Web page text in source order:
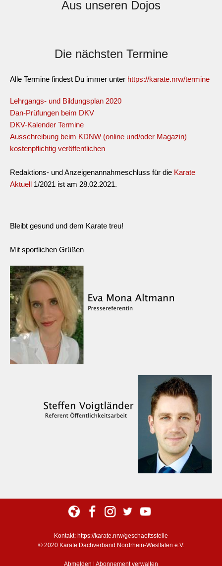
Aus unseren Dojos
Die nächsten Termine
Alle Termine findest Du immer unter https://karate.nrw/termine
Lehrgangs- und Bildungsplan 2020
Dan-Prüfungen beim DKV
DKV-Kalender Termine
Ausschreibung beim KDNW (online und/oder Magazin)
kostenpflichtig veröffentlichen
Redaktions- und Anzeigenannahmeschluss für die Karate
Aktuell 1/2021 ist am 28.02.2021.
Bleibt gesund und dem Karate treu!
Mit sportlichen Grüßen
Kontakt: https://karate.nrw/geschaeftsstelle
© 2020 Karate Dachverband Nordrhein-Westfalen e.V.
Abmelden Abonnement verwalten